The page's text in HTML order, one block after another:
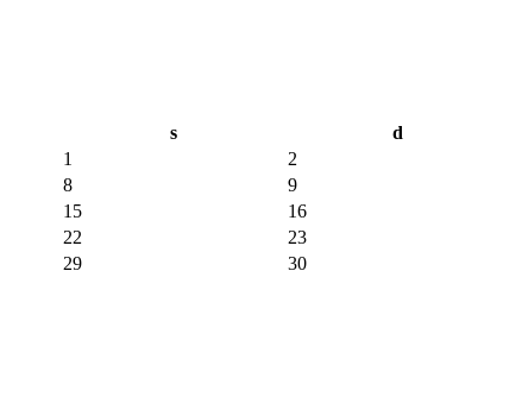
s
d
1
2
8
9
15
16
22
23
29
30